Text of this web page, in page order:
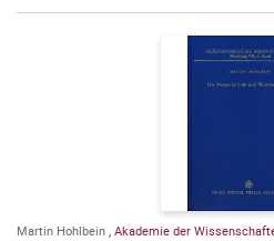
Martin Hohlbein , Akademie der